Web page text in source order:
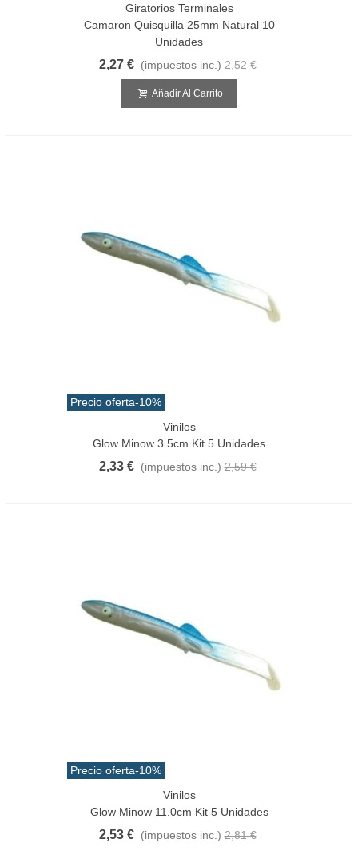
Giratorios Terminales
Camaron Quisquilla 25mm Natural 10
Unidades
2,27 € (impuestos inc.) 2,52 €
Añadir Al Carrito
Precio oferta-10%
Vinilos
Glow Minow 3.5cm Kit 5 Unidades
2,33 € (impuestos inc.) 2,59 €
Precio oferta-10%
Vinilos
Glow Minow 11.0cm Kit 5 Unidades
2,53 € (impuestos inc.) 2,81 €